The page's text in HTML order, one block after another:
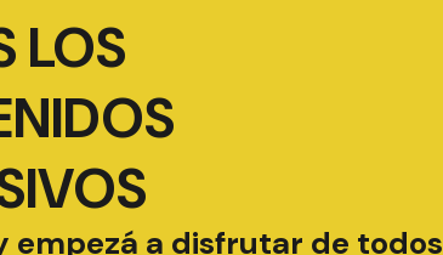
LOS
empezá a disfrutar de todos